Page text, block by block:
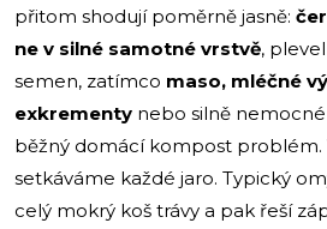
přitom shodují poměrně jasně:
ne v silné samotné vrstvě,
semen, zatímco maso, mléčné
exkrementy nebo silně
běžný domácí kompost problém.
setkáváme každé jaro. Typický
celý mokrý koš trávy a pak řeší